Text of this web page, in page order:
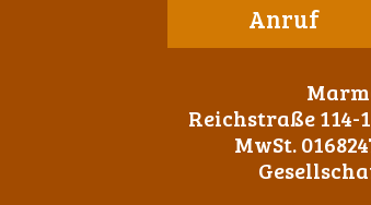
Anruf
Reichstraße 114-
MwSt.